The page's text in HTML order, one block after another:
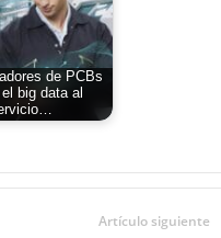
de PCBs
big data al
Artículo siguiente